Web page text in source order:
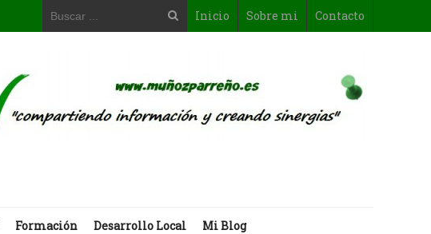
Inicio Sobre mi Contacto
Formación Desarrollo Local Mi Blog